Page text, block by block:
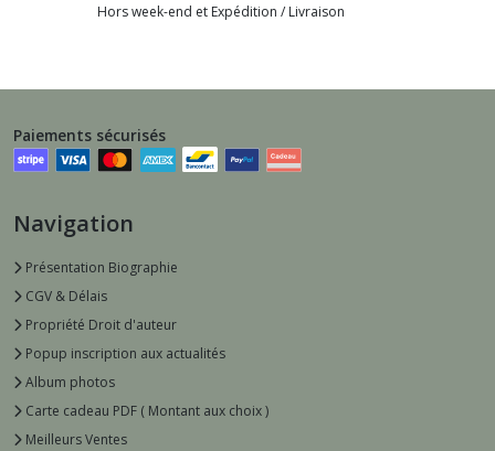
Hors week-end et Expédition / Livraison
Paiements sécurisés
Navigation
Présentation Biographie
CGV & Délais
Propriété Droit d'auteur
Popup inscription aux actualités
Album photos
Carte cadeau PDF ( Montant aux choix )
Meilleurs Ventes